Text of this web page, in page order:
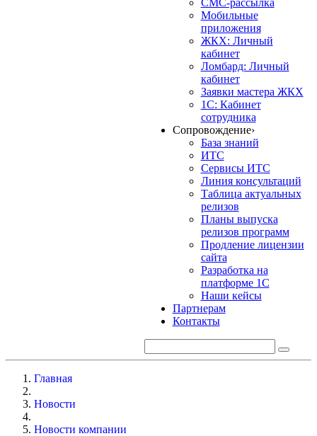
Мобильные
приложения
ЖКХ: Личный
кабинет
Ломбард: Личный
кабинет
Заявки мастера ЖКХ
1С: Кабинет
сотрудника
Сопровождение›
База знаний
ИТС
Сервисы ИТС
Линия консультаций
Таблица актуальных
релизов
Планы выпуска
релизов программ
Продление лицензии
сайта
Разработка на
платформе 1С
Наши кейсы
Партнерам
Контакты
Главная
Новости
Новости компании